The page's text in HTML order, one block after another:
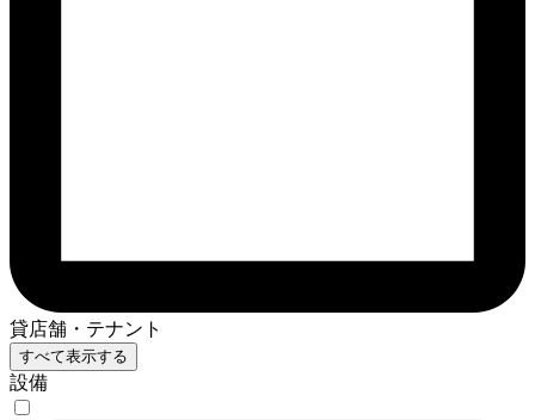
貸店舗・テナント
すべて表示する
設備